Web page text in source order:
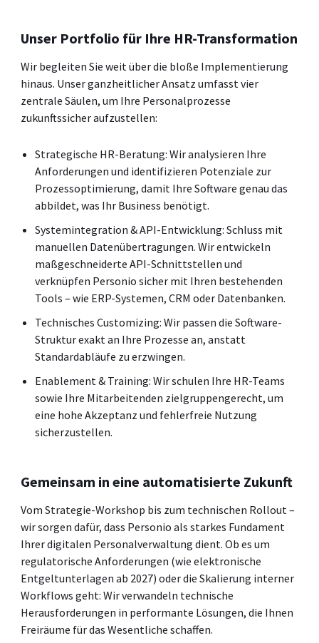
Unser Portfolio für Ihre HR-Transformation
Wir begleiten Sie weit über die bloße Implementierung
hinaus. Unser ganzheitlicher Ansatz umfasst vier
zentrale Säulen, um Ihre Personalprozesse
zukunftssicher aufzustellen:
Strategische HR-Beratung: Wir analysieren Ihre
Anforderungen und identifizieren Potenziale zur
Prozessoptimierung, damit Ihre Software genau das
abbildet, was Ihr Business benötigt.
Systemintegration & API-Entwicklung: Schluss mit
manuellen Datenübertragungen. Wir entwickeln
maßgeschneiderte API-Schnittstellen und
verknüpfen Personio sicher mit Ihren bestehenden
Tools – wie ERP-Systemen, CRM oder Datenbanken.
Technisches Customizing: Wir passen die Software-
Struktur exakt an Ihre Prozesse an, anstatt
Standardabläufe zu erzwingen.
Enablement & Training: Wir schulen Ihre HR-Teams
sowie Ihre Mitarbeitenden zielgruppengerecht, um
eine hohe Akzeptanz und fehlerfreie Nutzung
sicherzustellen.
Gemeinsam in eine automatisierte Zukunft
Vom Strategie-Workshop bis zum technischen Rollout –
wir sorgen dafür, dass Personio als starkes Fundament
Ihrer digitalen Personalverwaltung dient. Ob es um
regulatorische Anforderungen (wie elektronische
Entgeltunterlagen ab 2027) oder die Skalierung interner
Workflows geht: Wir verwandeln technische
Herausforderungen in performante Lösungen, die Ihnen
Freiräume für das Wesentliche schaffen.